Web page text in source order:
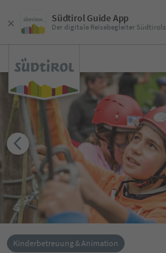
Südtirol Guide App
Der digitale Reisebegleiter Südtirols
Kinderbetreuung & Animation